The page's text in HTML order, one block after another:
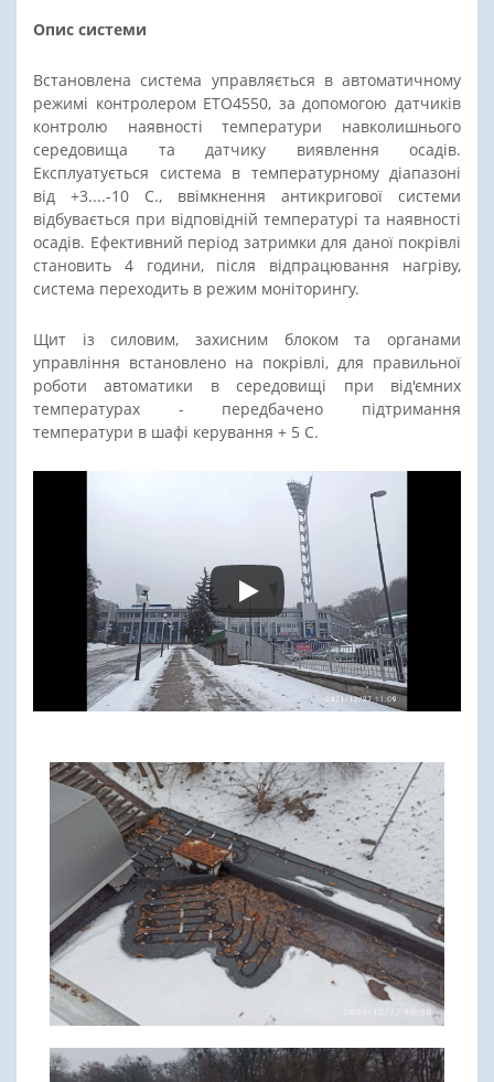
Опис системи
Встановлена система управляється в автоматичному
режимі контролером ETO4550, за допомогою датчиків
контролю наявності температури навколишнього
середовища та датчику виявлення осадів.
Експлуатується система в температурному діапазоні
від +3....-10 С., ввімкнення антикригової системи
відбувається при відповідній температурі та наявності
осадів. Ефективний період затримки для даної покрівлі
становить 4 години, після відпрацювання нагріву,
система переходить в режим моніторингу.
Щит із силовим, захисним блоком та органами
управління встановлено на покрівлі, для правильної
роботи автоматики в середовищі при від'ємних
температурах - передбачено підтримання
температури в шафі керування + 5 С.